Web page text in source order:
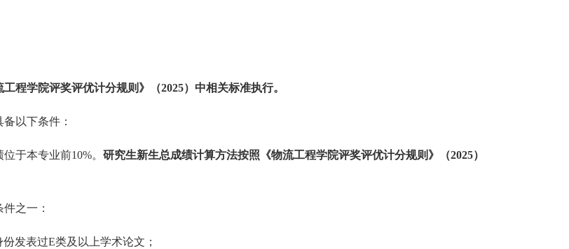
程学院评奖评优计分规则》（2025）中相关标准执行。
以下条件：
位于本专业前10%。 研究生新生总成绩计算方法按照《物流工程学院评奖评优计分规则》（2025）
之一：
份发表过E类及以上学术论文；